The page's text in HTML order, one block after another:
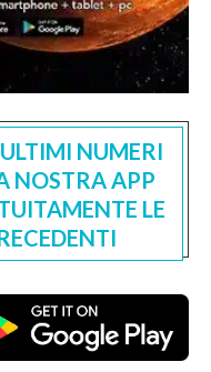
NUMERI
NOSTRA APP
LE